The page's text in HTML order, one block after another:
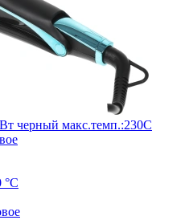
черный макс.темп.:230С
°С